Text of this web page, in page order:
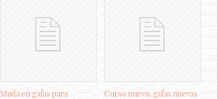
Moda en gafas para
Curso nuevo, gafas nuevas